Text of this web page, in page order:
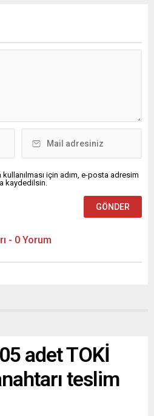
için adım, e-posta adresim
kaydedilsin.
- 0 Yorum
adet TOKİ
teslim